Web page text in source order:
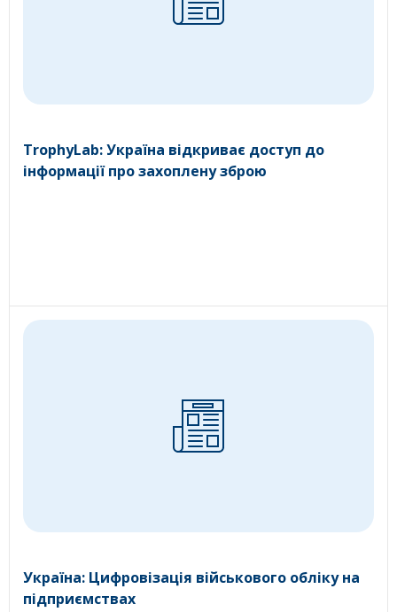
TrophyLab: Україна відкриває доступ до
інформації про захоплену зброю
Україна: Цифровізація військового обліку на
підприємствах